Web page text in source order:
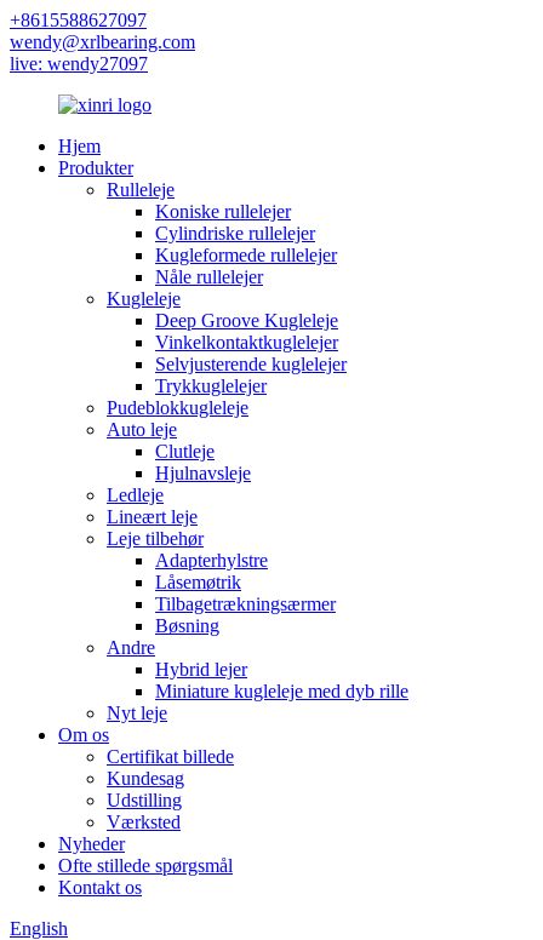
+8615588627097
wendy@xrlbearing.com
live: wendy27097
Hjem
Produkter
Rulleleje
Koniske rullelejer
Cylindriske rullelejer
Kugleformede rullelejer
Nåle rullelejer
Kugleleje
Deep Groove Kugleleje
Vinkelkontaktkuglelejer
Selvjusterende kuglelejer
Trykkuglelejer
Pudeblokkugleleje
Auto leje
Clutleje
Hjulnavsleje
Ledleje
Lineært leje
Leje tilbehør
Adapterhylstre
Låsemøtrik
Tilbagetrækningsærmer
Bøsning
Andre
Hybrid lejer
Miniature kugleleje med dyb rille
Nyt leje
Om os
Certifikat billede
Kundesag
Udstilling
Værksted
Nyheder
Ofte stillede spørgsmål
Kontakt os
English